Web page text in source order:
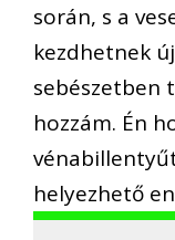
során, s a
kezdhetnek
sebészetben
hozzám. Én
helyezhető